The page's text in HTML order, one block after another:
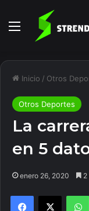
Menú
Inicio / Otros
Otros Deportes
La
en 5
enero 26, 2020
Facebook
X